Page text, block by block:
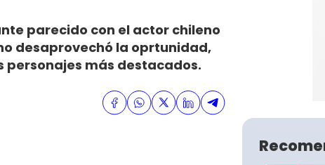
parecido con el actor chileno
desaprovechó la oprtunidad,
más destacados.